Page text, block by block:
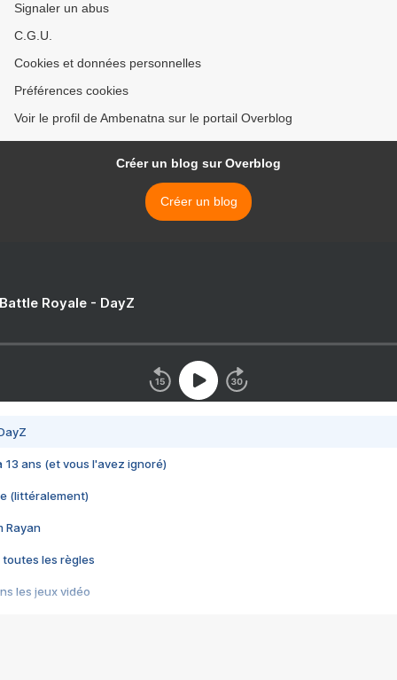
Signaler un abus
C.G.U.
Cookies et données personnelles
Préférences cookies
Voir le profil de Ambenatna sur le portail Overblog
Créer un blog sur Overblog
Créer un blog
Royale - DayZ
13 ans (et vous l'avez ignoré)
(littéralement)
Rayan
toutes les règles
les jeux vidéo